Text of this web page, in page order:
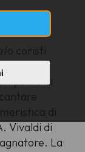
o coristi
di
punto di
di
Vivaldi di
La